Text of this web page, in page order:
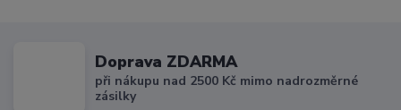
Doprava ZDARMA
při nákupu nad 2500 Kč mimo nadrozměrné
zásilky